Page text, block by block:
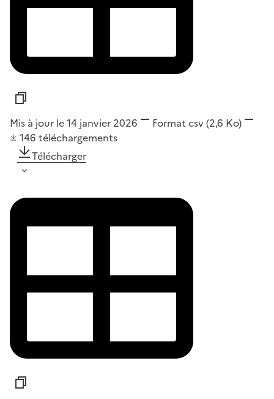
Mis à jour le 14 janvier 2026 Format csv(2,6 Ko)
146 téléchargements
Télécharger